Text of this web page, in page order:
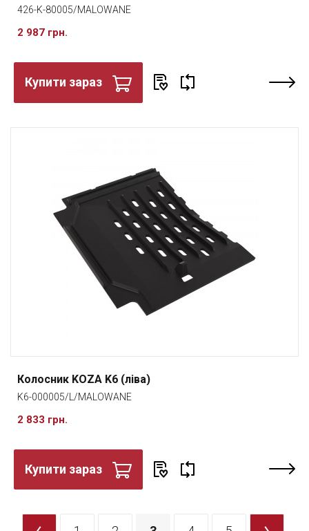
426-K-80005/MALOWANE
2 987 грн.
Купити зараз
Колосник KOZA K6 (ліва)
K6-000005/L/MALOWANE
2 833 грн.
Купити зараз